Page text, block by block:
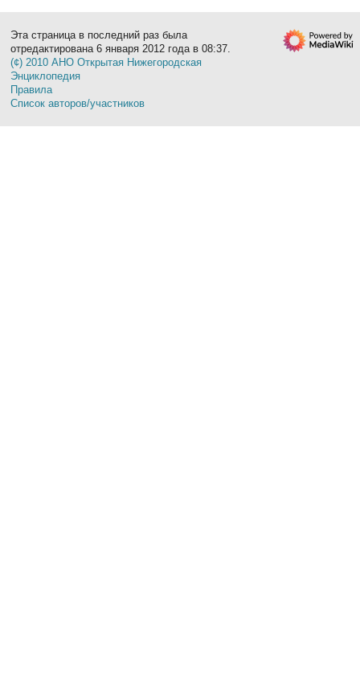
Эта страница в последний раз была
отредактирована 6 января 2012 года в 08:37.
(¢) 2010 АНО Открытая Нижегородская
Энциклопедия
Правила
Список авторов/участников